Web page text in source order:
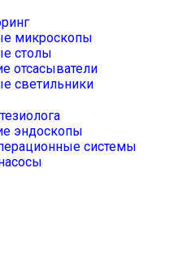
микроскопы
столы
отсасыватели
светильники
эндоскопы
системы